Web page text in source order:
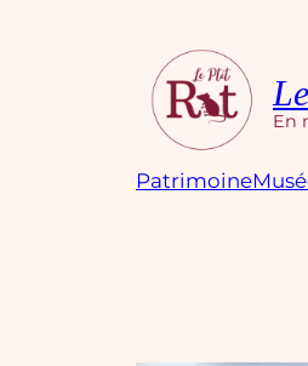
En
Patrimoine